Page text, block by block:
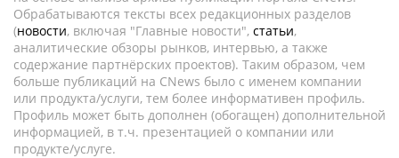
Обрабатываются тексты всех редакционных разделов
(новости, включая "Главные новости", статьи,
аналитические обзоры рынков, интервью, а также
содержание партнёрских проектов). Таким образом, чем
больше публикаций на CNews было с именем компании
или продукта/услуги, тем более информативен профиль.
Профиль может быть дополнен (обогащен) дополнительной
информацией, в т.ч. презентацией о компании или
продукте/услуге.